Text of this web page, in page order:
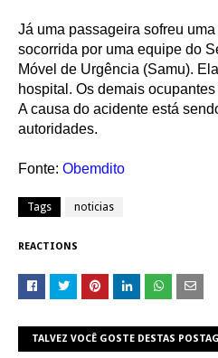
Já uma passageira sofreu
socorrida por uma equipe do
Móvel de Urgência (Samu).
hospital. Os demais
A causa do acidente está
autoridades.
Fonte: Obemdito
Tags noticias
REACTIONS
TALVEZ VOCÊ GOSTE DESTAS